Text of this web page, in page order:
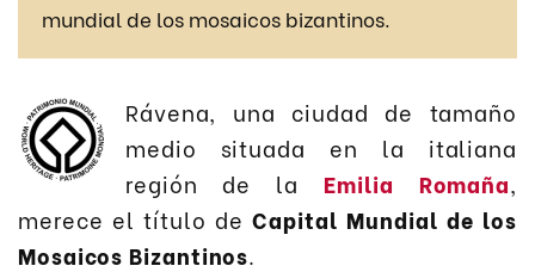
mundial de los mosaicos bizantinos.
Rávena, una ciudad de tamaño
medio situada en la italiana
región de la Emilia Romaña,
merece el título deCapital Mundial de los
Mosaicos Bizantinos.